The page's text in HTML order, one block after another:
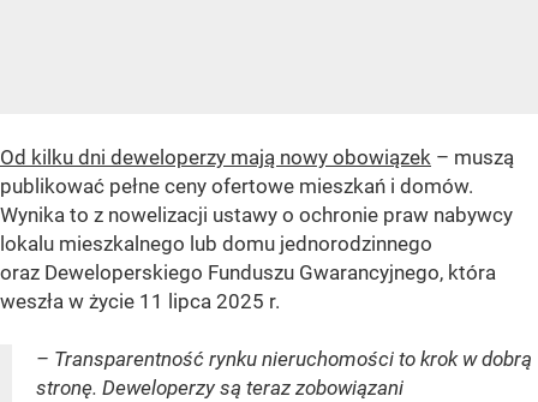
Od kilku dni deweloperzy mają nowy obowiązek – muszą
publikować pełne ceny ofertowe mieszkań i domów.
Wynika to z nowelizacji ustawy o ochronie praw nabywcy
lokalu mieszkalnego lub domu jednorodzinnego
oraz Deweloperskiego Funduszu Gwarancyjnego, która
weszła w życie 11 lipca 2025 r.
– Transparentność rynku nieruchomości to krok w dobrą
stronę. Deweloperzy są teraz zobowiązani